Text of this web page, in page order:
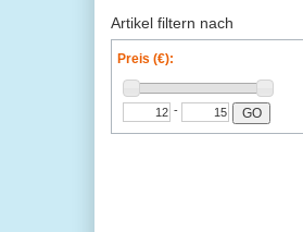
Artikel filtern nach
Preis (€):
- GO